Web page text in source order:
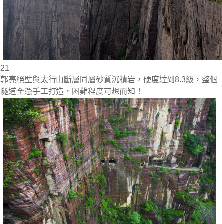
21
郭亮絕壁與太行山斷層同屬砂質沉積岩，硬度達到8.3級，整個
隧道全憑手工打造，困難程度可想而知！